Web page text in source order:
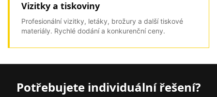
Vizitky a tiskoviny
Profesionální vizitky, letáky, brožury a další tiskové
materiály. Rychlé dodání a konkurenční ceny.
Potřebujete individuální řešení?